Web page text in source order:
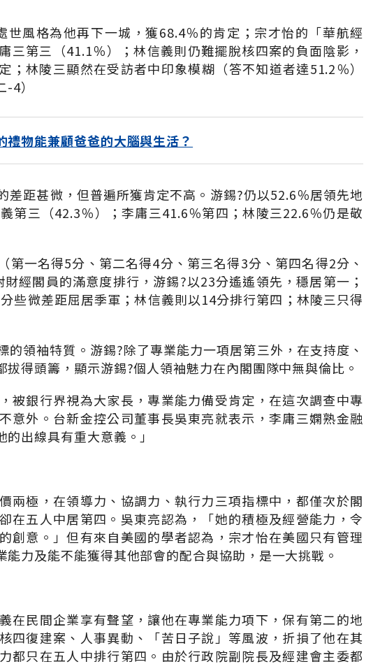
世風格為他再下一城，獲68.4％的肯定；宗才怡的「華航經
三第三（41.1％）；林信義則仍難擺脫核四案的負面陰影，
；林陵三顯然在受訪者中印象模糊（答不知道者達51.2％）
4）
物能兼顧爸爸的大腦與生活？
差距甚微，但普遍所獲肯定不高。游錫?仍以52.6％居領先地
第三（42.3％）；李庸三41.6％第四；林陵三22.6％仍是敬
第一名得5分、第二名得4分、第三名得3分、第四名得2分、
經閣員的滿意度排行，游錫?以23分遙遙領先，穩居第一；
些微差距屈居季軍；林信義則以14分排行第四；林陵三只得
的領袖特質。游錫?除了專業能力一項居第三外，在支持度、
得頭籌，顯示游錫?個人領袖魅力在內閣團隊中無與倫比。
被銀行界視為大家長，專業能力備受肯定，在這次調查中專
意外。台新金控公司董事長吳東亮就表示，李庸三嫻熟金融
出線具有重大意義。」
兩極，在領導力、協調力、執行力三項指標中，都僅次於閣
在五人中居第四。吳東亮認為，「她的積極及經營能力，令
創意。」但有來自美國的學者認為，宗才怡在美國只有管理
力及能不能獲得其他部會的配合與協助，是一大挑戰。
在民間企業享有聲望，讓他在專業能力項下，保有第二的地
四復建案、人事異動、「苦日子說」等風波，折損了他在其
都只在五人中排行第四。由於行政院副院長及經建會主委都